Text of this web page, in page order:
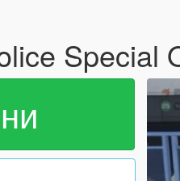
Special